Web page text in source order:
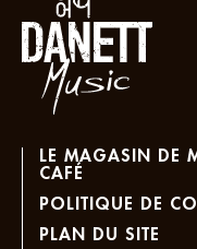
LE MAGASIN DE
CAFÉ
POLITIQUE DE
PLAN DU SITE